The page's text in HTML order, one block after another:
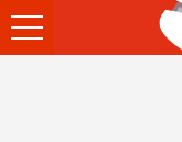
Ouvrir
le